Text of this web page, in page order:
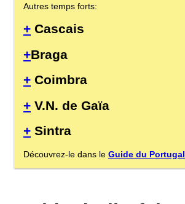
Autres temps forts:
+ Cascais
+Braga
+ Coimbra
+ V.N. de Gaïa
+ Sintra
Découvrez-le dans le Guide du Portugal